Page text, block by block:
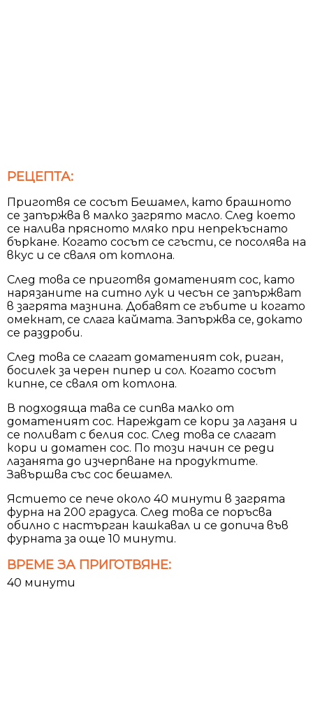
РЕЦЕПТА:
Приготвя се сосът Бешамел, като брашното
се запържва в малко загрято масло. След което
се налива прясното мляко при непрекъснато
бъркане. Когато сосът се сгъсти, се посолява на
вкус и се сваля от котлона.
След това се приготвя доматеният сос, като
нарязаните на ситно лук и чесън се запържват
в загрята мазнина. Добавят се гъбите и когато
омекнат, се слага каймата. Запържва се, докато
се раздроби.
След това се слагат доматеният сок, риган,
босилек за черен пипер и сол. Когато сосът
кипне, се сваля от котлона.
В подходяща тава се сипва малко от
доматеният сос. Нареждат се кори за лазаня и
се поливат с белия сос. След това се слагат
кори и доматен сос. По този начин се реди
лазанята до изчерпване на продуктите.
Завършва със сос бешамел.
Ястието се пече около 40 минути в загрята
фурна на 200 градуса. След това се поръсва
обилно с настърган кашкавал и се допича във
фурната за още 10 минути.
ВРЕМЕ ЗА ПРИГОТВЯНЕ:
40 минути